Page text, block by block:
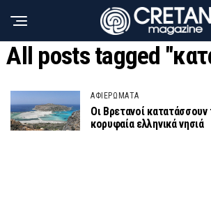
All posts tagged
ΑΦΙΕΡΩΜΑΤΑ
Οι Βρετανοί
κορυφαία ελληνικά νησιά